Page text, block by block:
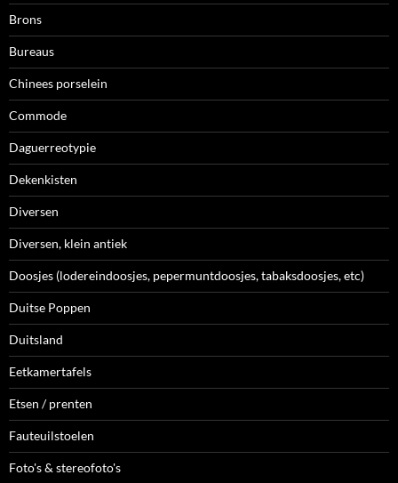
Brons
Bureaus
Chinees porselein
Commode
Daguerreotypie
Dekenkisten
Diversen
Diversen, klein antiek
Doosjes (lodereindoosjes, pepermuntdoosjes, tabaksdoosjes, etc)
Duitse Poppen
Duitsland
Eetkamertafels
Etsen / prenten
Fauteuilstoelen
Foto's & stereofoto's